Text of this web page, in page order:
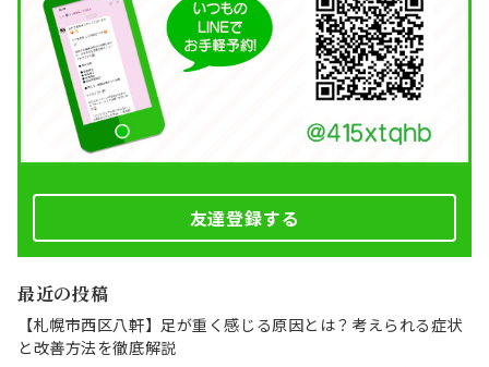
友達登録する
最近の投稿
【札幌市西区八軒】足が重く感じる原因とは？考えられる症状
と改善方法を徹底解説